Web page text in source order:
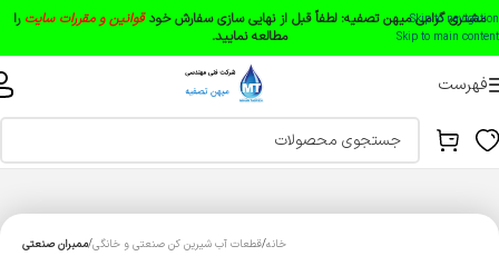
Skip to navigation
Skip to main content
مشتری گرامی میهن تصفیه: لطفاً قبل از نهایی سازی سفارش خودقوانین و مقررات سایت را
مطالعه نمایید.
فهرست
خانه قطعات آب شیرین کن صنعتی و خانگی ممبران صنعتی